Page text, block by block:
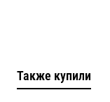
Также купили